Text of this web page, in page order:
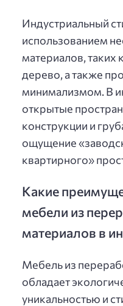
Индустриальный
использованием
материалов, таких
дерево, а также
минимализмом. В
открытые
конструкции и
ощущение
квартирного»
Какие
мебели из
материалов в
Мебель из
обладает
уникальностью и